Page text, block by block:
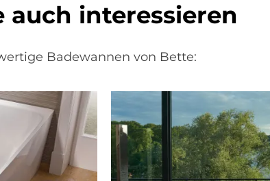
auch in­ter­es­sie­ren
Badewannen von Bette: